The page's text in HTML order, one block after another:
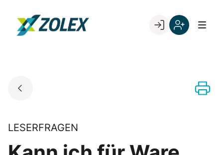
content
Go to landing page.
LESERFRAGEN